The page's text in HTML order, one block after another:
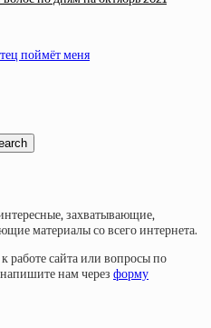
поймёт меня
захватывающие,
материалы со всего интернета.
работе сайта или вопросы по
нам через форму